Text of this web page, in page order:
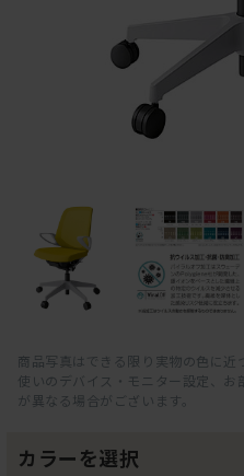
商品写真はできる限り実物の色に
使いのデバイス・モニター設定、
が異なる場合がございます。
カラーを選択